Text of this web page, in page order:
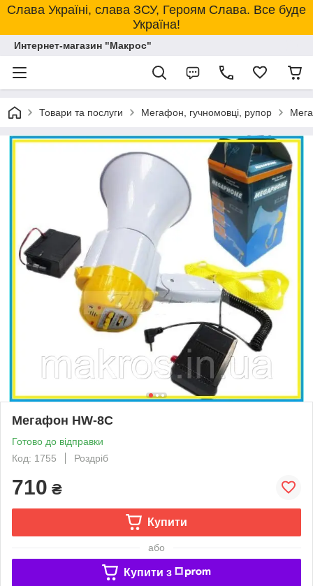
Слава Україні, слава ЗСУ, Героям Слава. Все буде
Україна!
Интернет-магазин "Макрос"
Товари та послуги Мегафон, гучномовці, рупор
Мегафон HW-8C
Готово до відправки
Код: 1755
Роздріб
710 ₴
Купити
або
Купити з